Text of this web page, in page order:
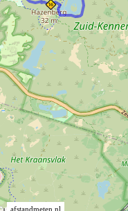
afstandmeten.nl